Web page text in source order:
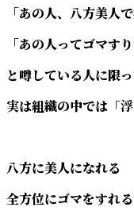
「あの人、八方美人で
「あの人ってゴマすり
と噂している人に限
実は組織の中では 「
八方に美人になれる
全方位にゴマをすれる